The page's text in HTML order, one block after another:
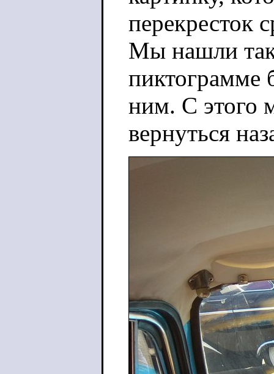
перекресток
Мы нашли
пиктограмме
ним. С этого
вернуться